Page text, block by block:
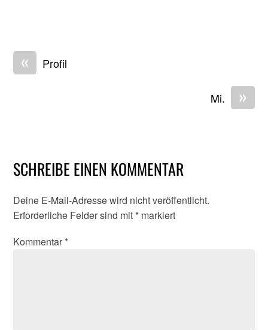
« Profil
»
Mi.
SCHREIBE EINEN KOMMENTAR
Deine E-Mail-Adresse wird nicht veröffentlicht.
Erforderliche Felder sind mit * markiert
Kommentar *